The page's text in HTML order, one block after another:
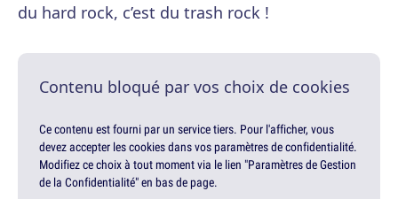
du hard rock, c’est du trash rock !
Contenu bloqué par vos choix de cookies
Ce contenu est fourni par un service tiers. Pour l'afficher, vous
devez accepter les cookies dans vos paramètres de confidentialité.
Modifiez ce choix à tout moment via le lien "Paramètres de Gestion
de la Confidentialité" en bas de page.